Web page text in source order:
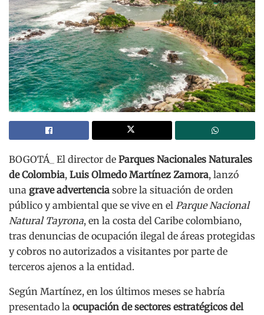
BOGOTÁ_ El director de Parques Nacionales Naturales
de Colombia, Luis Olmedo Martínez Zamora, lanzó
una grave advertencia sobre la situación de orden
público y ambiental que se vive en el Parque Nacional
Natural Tayrona, en la costa del Caribe colombiano,
tras denuncias de ocupación ilegal de áreas protegidas
y cobros no autorizados a visitantes por parte de
terceros ajenos a la entidad.
Según Martínez, en los últimos meses se habría
presentado la ocupación de sectores estratégicos del